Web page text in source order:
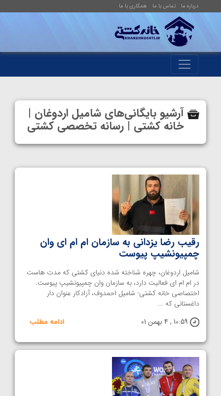
درباره ما تماس با ما همکاری با ما
آرشیو بایگانی‌های شامیل اردوغان |
خانه کشتی | رسانه تخصصی کشتی
رقیب رضا یزدانی به سازمان ام ام ای وان
چمپیونشیپ پیوست
شامیل اردوغان، چهره شناخته شده دنیای کشتی که مدت هاست
در ام ام ای فعالیت دارد، به سازمان وان چمپیونشیپ پیوست.
اختصاصی خانه کشتی- شامیل احمدوف، آزادکار عنوان دار
داغستانی که ...
10:59 , 4 بهمن 01
ادامه مطلب